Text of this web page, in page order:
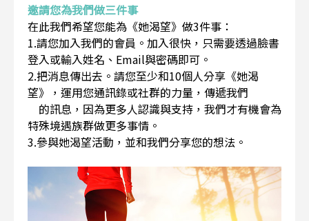
邀請您為我們做三件事
在此我們希望您能為《她渴望》做3件事：
1.請您加入我們的會員。加入很快，只需要透過臉書
登入或輸入姓名、Email與密碼即可。
2.把消息傳出去。請您至少和10個人分享《她渴
望》，運用您通訊錄或社群的力量，傳遞我們
的訊息，因為更多人認識與支持，我們才有機會為
特殊境遇族群做更多事情。
3.參與她渴望活動，並和我們分享您的想法。